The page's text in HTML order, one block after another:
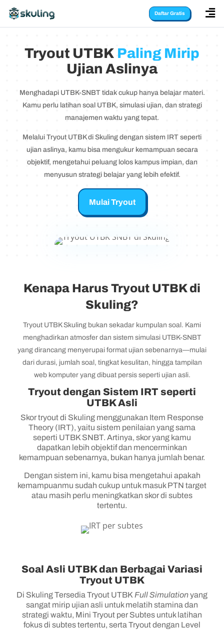
Daftar Gratis 
Tryout UTBK Paling Mirip
Ujian Aslinya
Menghadapi UTBK-SNBT tidak cukup hanya belajar materi.
Kamu perlu latihan soal UTBK, simulasi ujian, dan strategi
manajemen waktu yang tepat.
Melalui Tryout UTBK di Skuling dengan sistem IRT seperti
ujian aslinya, kamu bisa mengukur kemampuan secara
objektif, mengetahui peluang lolos kampus impian, dan
menyusun strategi belajar yang lebih efektif.
Mulai Tryout
Kenapa Harus Tryout UTBK di
Skuling?
Tryout UTBK Skuling bukan sekadar kumpulan soal. Kami
menghadirkan atmosfer dan sistem simulasi UTBK-SNBT
yang dirancang menyerupai format ujian sebenarnya—mulai
dari durasi, jumlah soal, tingkat kesulitan, hingga tampilan
web komputer yang dibuat persis seperti ujian asli.
Tryout dengan Sistem IRT seperti
UTBK Asli
Skor tryout di Skuling menggunakan Item Response
Theory (IRT), yaitu sistem penilaian yang sama
seperti UTBK SNBT. Artinya, skor yang kamu
dapatkan lebih objektif dan mencerminkan
kemampuan sebenarnya, bukan hanya jumlah benar.
Dengan sistem ini, kamu bisa mengetahui apakah
kemampuanmu sudah cukup untuk masuk PTN target
atau masih perlu meningkatkan skor di subtes
tertentu.
Soal Asli UTBK dan Berbagai Variasi
Tryout UTBK
Di Skuling Tersedia Tryout UTBK Full Simulationyang
sangat mirip ujian asli untuk melatih stamina dan
strategi waktu, Mini Tryout per Subtes untuk latihan
fokus di subtes tertentu, serta Tryout dengan Level